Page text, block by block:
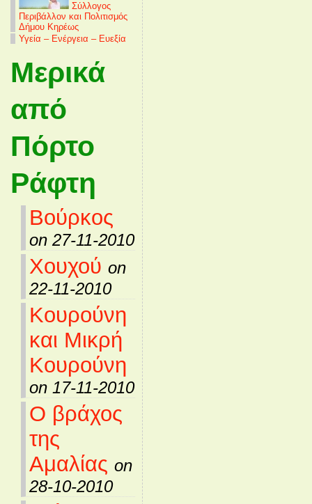
Σύλλογος
Περιβάλλον και Πολιτισμός
Δήμου Κηρέως
Υγεία – Ενέργεια – Ευεξία
Μερικά
από
Πόρτο
Ράφτη
Βούρκος
on 27-11-2010
Χουχού on
22-11-2010
Κουρούνη
και Μικρή
Κουρούνη
on 17-11-2010
Ο βράχος
της
Αμαλίας on
28-10-2010